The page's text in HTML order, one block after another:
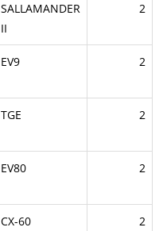
SALLAMANDER
II
2
EV9 2
TGE 2
EV80 2
CX-60 2